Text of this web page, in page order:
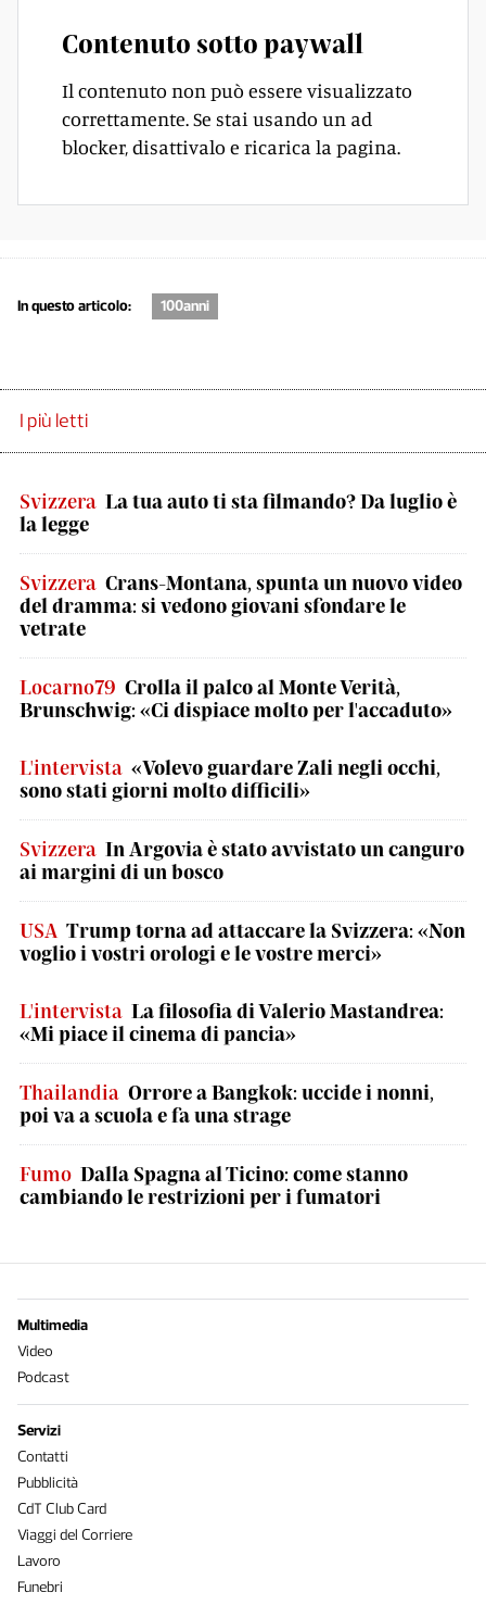
Contenuto sotto paywall
Il contenuto non può essere visualizzato
correttamente. Se stai usando un ad
blocker, disattivalo e ricarica la pagina.
In questo articolo: 100anni
I più letti
Svizzera La tua auto ti sta filmando? Da luglio è
la legge
Svizzera Crans-Montana, spunta un nuovo video
del dramma: si vedono giovani sfondare le
vetrate
Locarno79 Crolla il palco al Monte Verità,
Brunschwig: «Ci dispiace molto per l'accaduto»
L'intervista «Volevo guardare Zali negli occhi,
sono stati giorni molto difficili»
Svizzera In Argovia è stato avvistato un canguro
ai margini di un bosco
USA Trump torna ad attaccare la Svizzera: «Non
voglio i vostri orologi e le vostre merci»
L'intervista La filosofia di Valerio Mastandrea:
«Mi piace il cinema di pancia»
Thailandia Orrore a Bangkok: uccide i nonni,
poi va a scuola e fa una strage
Fumo Dalla Spagna al Ticino: come stanno
cambiando le restrizioni per i fumatori
Multimedia
Video
Podcast
Servizi
Contatti
Pubblicità
CdT Club Card
Viaggi del Corriere
Lavoro
Funebri